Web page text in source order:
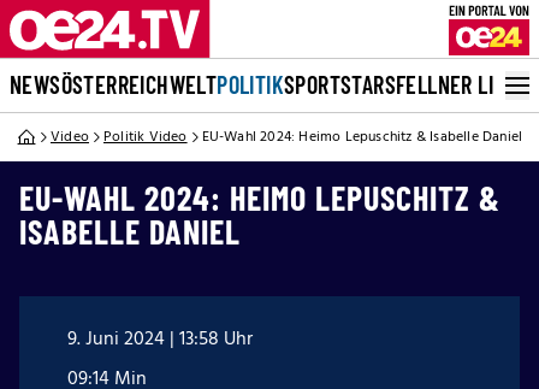
NEWSÖSTERREICHWELTPOLITIKSPORTSTARSFELLNER LIVE
Video Politik Video EU-Wahl 2024: Heimo Lepuschitz & Isabelle Daniel
EU-WAHL 2024: HEIMO LEPUSCHITZ &
ISABELLE DANIEL
9. Juni 2024 | 13:58 Uhr
09:14 Min